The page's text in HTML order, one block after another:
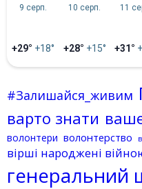
9 серп.
+29° +18°
10 серп.
+28° +15°
11
+31°
#Залишайся_живим
варто знати
волонтери волонтерство
вірші народжені
генеральний